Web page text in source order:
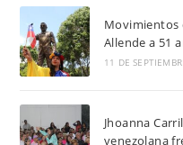
Movimientos
Allende a 51
11 DE
Jhoanna
venezolana